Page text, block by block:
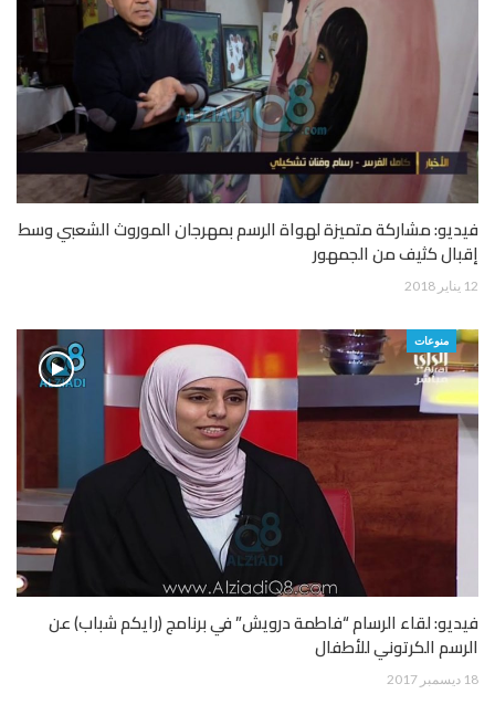
فيديو: مشاركة متميزة لهواة الرسم بمهرجان الموروث الشعبي وسط
إقبال كثيف من الجمهور
12 يناير 2018
منوعات
فيديو: لقاء الرسام “فاطمة درويش” في برنامج (رايكم شباب) عن
الرسم الكرتوني للأطفال
18 ديسمبر 2017